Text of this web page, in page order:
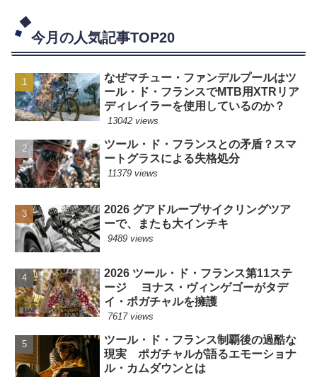
今月の人気記事TOP20
なぜマチュー・ファンデルプールはツ
ール・ド・フランスでMTB用XTRリア
ディレイラーを使用しているのか？
13042 views
ツール・ド・フランスとの矛盾？スマ
ートグラスによる失格処分
11379 views
2026 グアドループサイクリングツア
ーで、またも大インチキ
9489 views
2026 ツール・ド・フランス第11ステ
ージ ヨナス・ヴィンゲゴーがタデ
イ・ポガチャルを擁護
7617 views
ツール・ド・フランス制覇後の過酷な
現実 ポガチャルが語るエモーショナ
ル・カムダウンとは